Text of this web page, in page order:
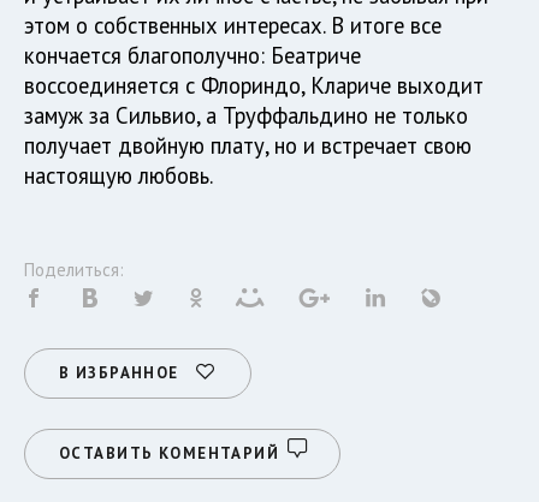
этом о собственных интересах. В итоге все
кончается благополучно: Беатриче
воссоединяется с Флориндо, Клариче выходит
замуж за Сильвио, а Труффальдино не только
получает двойную плату, но и встречает свою
настоящую любовь.
Поделиться:
В ИЗБРАННОЕ
ОСТАВИТЬ КОМЕНТАРИЙ